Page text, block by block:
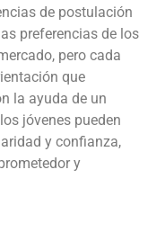
de postulación
preferencias de los
pero cada
que
la ayuda de un
jóvenes pueden
y confianza,
y